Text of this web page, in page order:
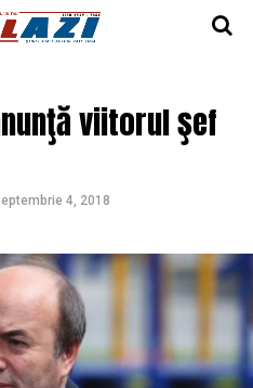
viitorul şef
4, 2018